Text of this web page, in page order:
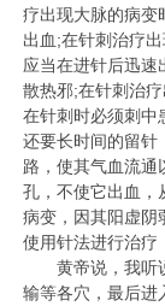
疗出现大脉的病变
出血;在针刺治疗
应当在进针后迅速
散热邪;在针刺治
在针刺时必须刺中
还要长时间的留针
路，使其气血流通
孔，不使它出血，
病变，因其阳虚阴
使用针法进行治疗
黄帝说，我听说
输等各穴，最后进